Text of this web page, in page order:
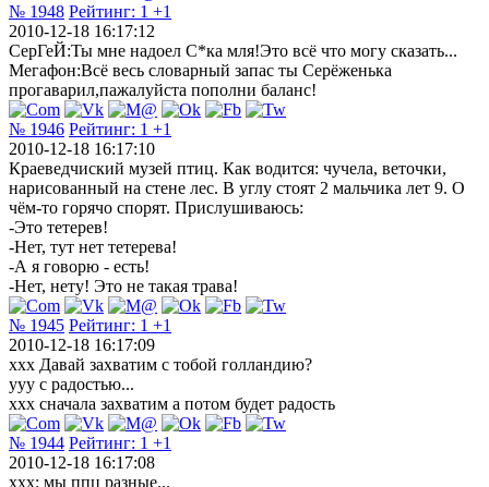
№ 1948 Рейтинг: 1 +1
2010-12-18 16:17:12
СерГеЙ:Ты мне надоел С*ка мля!Это всё что могу сказать...
Мегафон:Всё весь словарный запас ты Серёженька
прогаварил,пажалуйста пополни баланс!
№ 1946 Рейтинг: 1 +1
2010-12-18 16:17:10
Краеведчиский музей птиц. Как водится: чучела, веточки,
нарисованный на стене лес. В углу стоят 2 мальчика лет 9. О
чём-то горячо спорят. Прислушиваюсь:
-Это тетерев!
-Нет, тут нет тетерева!
-А я говорю - есть!
-Нет, нету! Это не такая трава!
№ 1945 Рейтинг: 1 +1
2010-12-18 16:17:09
xxx Давай захватим с тобой голландию?
yyy с радостью...
xxx сначала захватим а потом будет радость
№ 1944 Рейтинг: 1 +1
2010-12-18 16:17:08
xxx: мы ппц разные...